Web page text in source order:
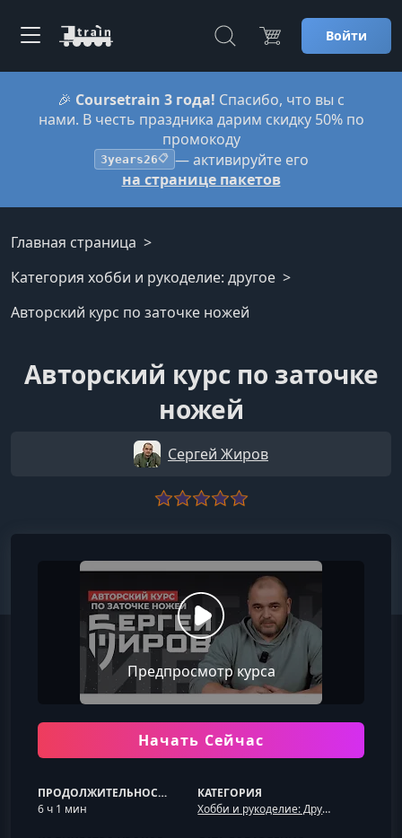
Войти
🎉 Coursetrain 3 года! Спасибо, что вы с
нами. В честь праздника дарим скидку 50% по
промокоду
3years26📋 — активируйте его
на странице пакетов
Главная страница
Категория хобби и рукоделие: другое
Авторский курс по заточке ножей
Авторский курс по заточке
ножей
Сергей Жиров
Предпросмотр курса
Начать Сейчас
ПРОДОЛЖИТЕЛЬНОСТЬ
6 ч 1 мин
КАТЕГОРИЯ
Хобби и рукоделие: Другое